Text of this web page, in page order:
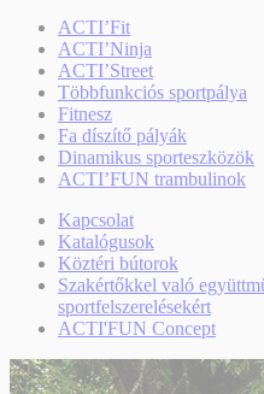
ACTI’Fit
ACTI’Ninja
ACTI’Street
Többfunkciós sportpálya
Fitnesz
Fa díszítő pályák
Dinamikus sporteszközök
ACTI’FUN trambulinok
Kapcsolat
Katalógusok
Köztéri bútorok
Szakértőkkel való
sportfelszerelésekért
ACTI'FUN Concept